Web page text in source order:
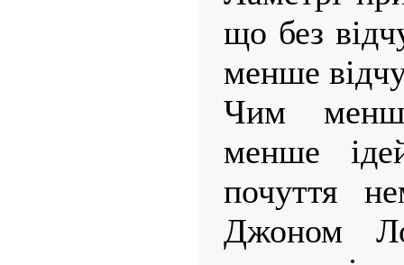
що без
менше
Чим
менше
почуття
Джоном